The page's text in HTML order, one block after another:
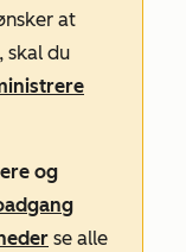
at
skal du
og
se alle